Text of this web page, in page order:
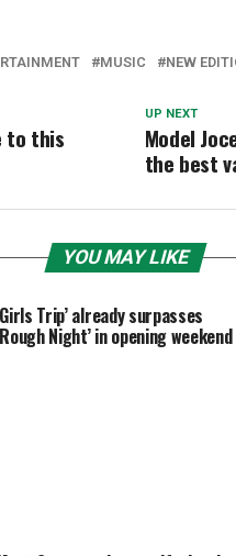
MUSIC NEW
UP NEXT
Model
the best
to this
YOU MAY LIKE
Trip’ already surpasses
Night’ in opening weekend